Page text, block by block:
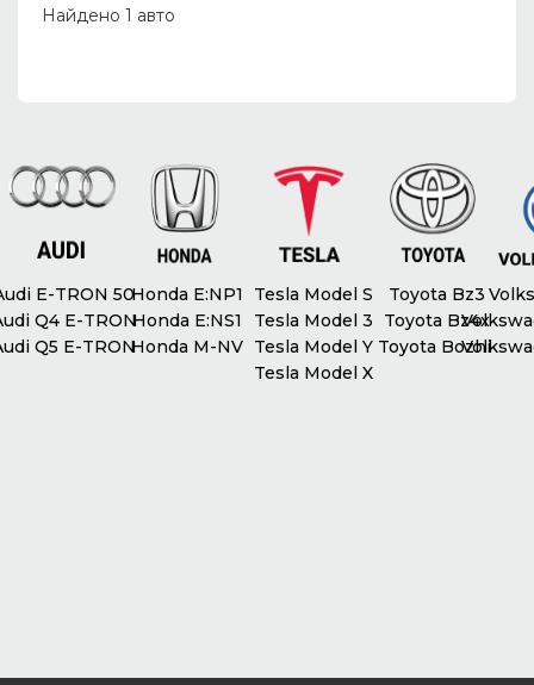
Найдено 1 авто
E-TRON 50
Q4 E-TRON
Q5 E-TRON
Honda E:NP1
Honda E:NS1
Honda M-NV
Tesla Model S
Tesla Model 3
Tesla Model Y
Tesla Model X
Toyota Bz3
Toyota Bz4x
Toyota Bozhi